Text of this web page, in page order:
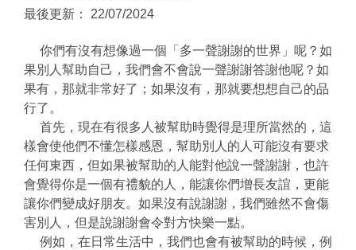
最後更新： 22/07/2024
你們有沒有想像過一個「多一聲謝謝的世界」呢？如
果別人幫助自己，我們會不會說一聲謝謝答謝他呢？如
果有，那就非常好了；如果沒有，那就要想想自己的品
行了。
首先，現在有很多人被幫助時覺得是理所當然的，這
樣會使他們不懂怎樣感恩，幫助別人的人可能沒有要求
任何東西，但如果被幫助的人能對他說一聲謝謝，也許
會覺得你是一個有禮貌的人，能讓你們增長友誼，更能
讓你們變成好朋友。如果沒有說謝謝，我們雖然不會傷
害別人，但是說謝謝會令對方快樂一點。
例如，在日常生活中，我們也會有被幫助的時候，例